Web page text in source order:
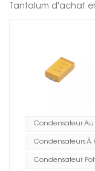
Tantalum d'achat
Condensateur Au
Condensateurs À
Condensateur